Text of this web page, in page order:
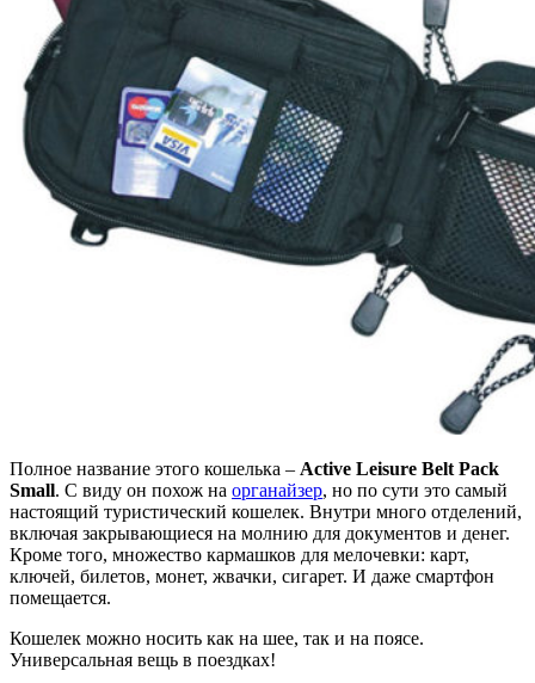
Полное название этого кошелька – Active Leisure Belt Pack
Small. С виду он похож на органайзер, но по сути это самый
настоящий туристический кошелек. Внутри много отделений,
включая закрывающиеся на молнию для документов и денег.
Кроме того, множество кармашков для мелочевки: карт,
ключей, билетов, монет, жвачки, сигарет. И даже смартфон
помещается.
Кошелек можно носить как на шее, так и на поясе.
Универсальная вещь в поездках!